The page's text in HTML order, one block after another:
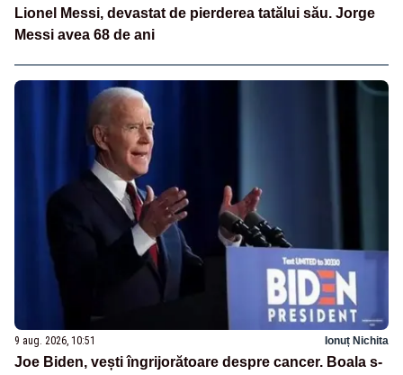
Lionel Messi, devastat de pierderea tatălui său. Jorge
Messi avea 68 de ani
9 aug. 2026, 10:51 Ionuț Nichita
Joe Biden, vești îngrijorătoare despre cancer. Boala s-